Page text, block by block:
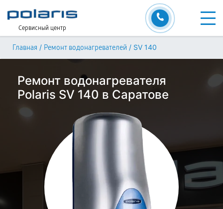
Сервисный центр
Главная / Ремонт водонагревателей / SV 140
Ремонт водонагревателя
Polaris SV 140 в Саратове